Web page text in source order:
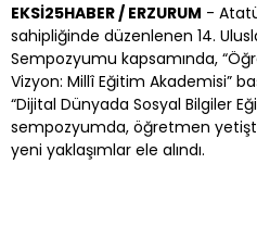
EKSİ25HABER / ERZURUM -
sahipliğinde düzenlenen 14.
Sempozyumu kapsamında,
Vizyon: Millî Eğitim Akademisi”
“Dijital Dünyada Sosyal Bilgiler
sempozyumda, öğretmen
yeni yaklaşımlar ele alındı.